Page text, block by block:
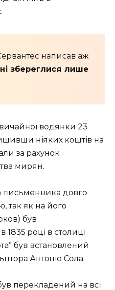
написав аж
збереглися лише
водянки 23
ніяких коштів на
за рахунок
мирян.
письменника довго
так як на його
був
1835 році в столиці
був встановлений
Антоніо Сола.
перекладений на всі